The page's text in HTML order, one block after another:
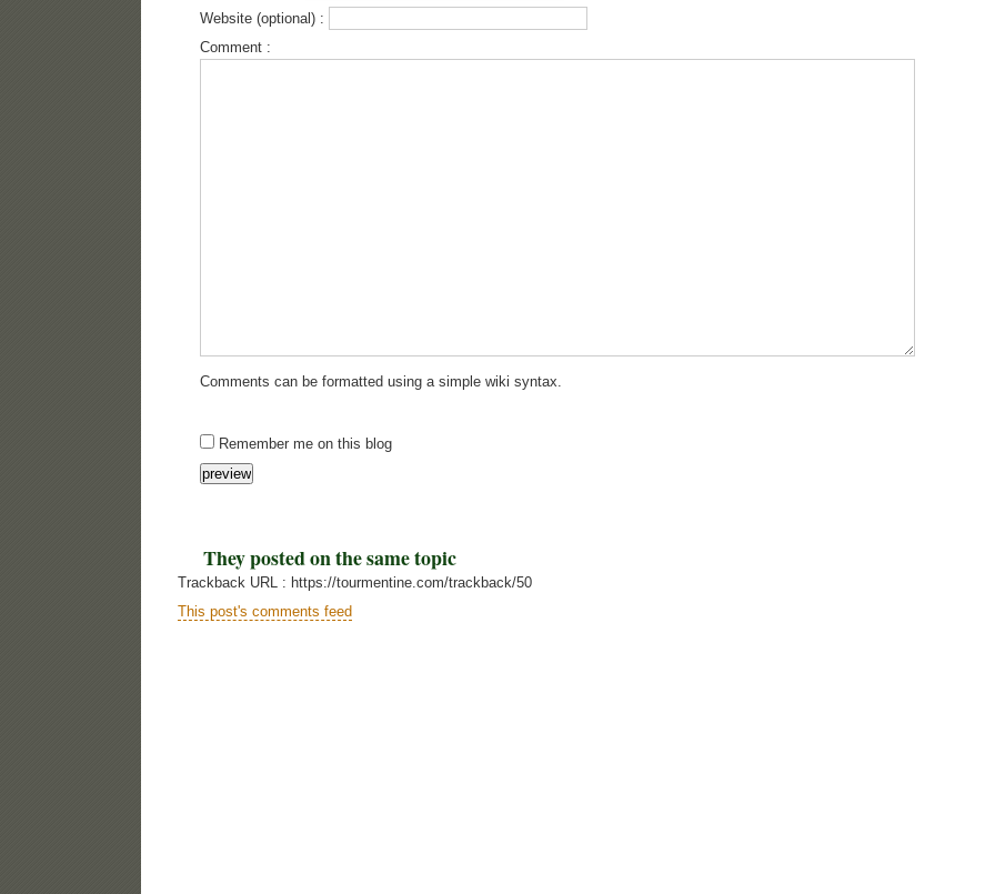
Website (optional) :
Comment :
Comments can be formatted using a simple wiki syntax.
Remember me on this blog
They posted on the same topic
Trackback URL : https://tourmentine.com/trackback/50
This post's comments feed